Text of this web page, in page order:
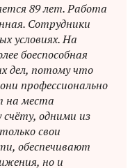
89 лет. Работа
Сотрудники
условиях. На
боеспособная
дел, потому что
профессионально
на места
одними из
свои
обеспечивают
но и